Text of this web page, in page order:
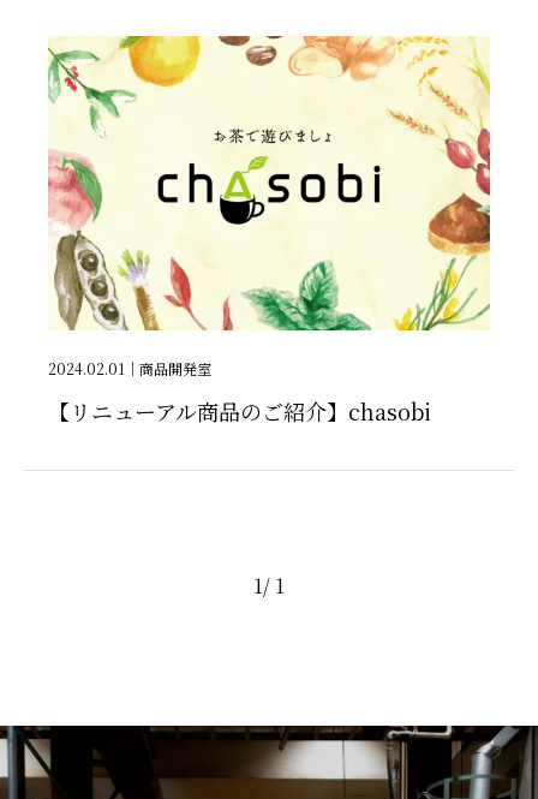
2024.02.01 ｜ 商品開発室
【リニューアル商品のご紹介】chasobi
/ 1
1